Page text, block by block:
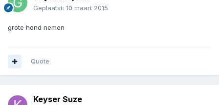
Geplaatst: 10 maart 2015
grote hond nemen
Quote
Keyser Suze